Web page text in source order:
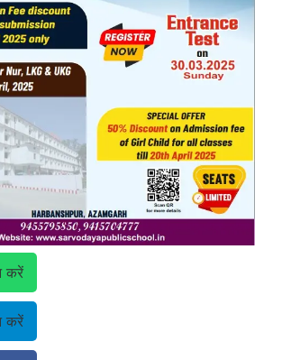
करें
करें